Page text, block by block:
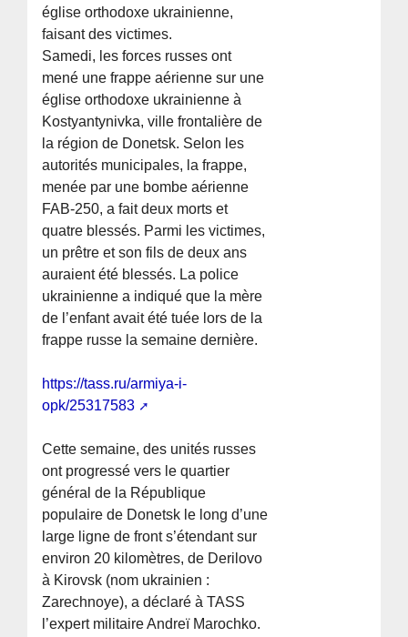
église orthodoxe ukrainienne,
faisant des victimes.
Samedi, les forces russes ont
mené une frappe aérienne sur une
église orthodoxe ukrainienne à
Kostyantynivka, ville frontalière de
la région de Donetsk. Selon les
autorités municipales, la frappe,
menée par une bombe aérienne
FAB-250, a fait deux morts et
quatre blessés. Parmi les victimes,
un prêtre et son fils de deux ans
auraient été blessés. La police
ukrainienne a indiqué que la mère
de l’enfant avait été tuée lors de la
frappe russe la semaine dernière.
https://tass.ru/armiya-i-
opk/25317583
Cette semaine, des unités russes
ont progressé vers le quartier
général de la République
populaire de Donetsk le long d’une
large ligne de front s’étendant sur
environ 20 kilomètres, de Derilovo
à Kirovsk (nom ukrainien :
Zarechnoye), a déclaré à TASS
l’expert militaire Andreï Marochko.